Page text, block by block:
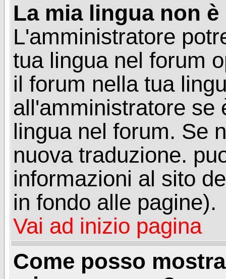
La mia lingua non
L'amministratore
tua lingua nel forum
il forum nella tua
all'amministratore se
lingua nel forum. Se
nuova traduzione.
informazioni al sito
in fondo alle pagine).
Vai ad inizio pagina
Come posso